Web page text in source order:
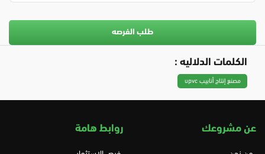
طلب الفرصه
الكلمات الدلاليه :
مصنع إنتاج أنابيب upvc
عن مشروعك روابط هامة